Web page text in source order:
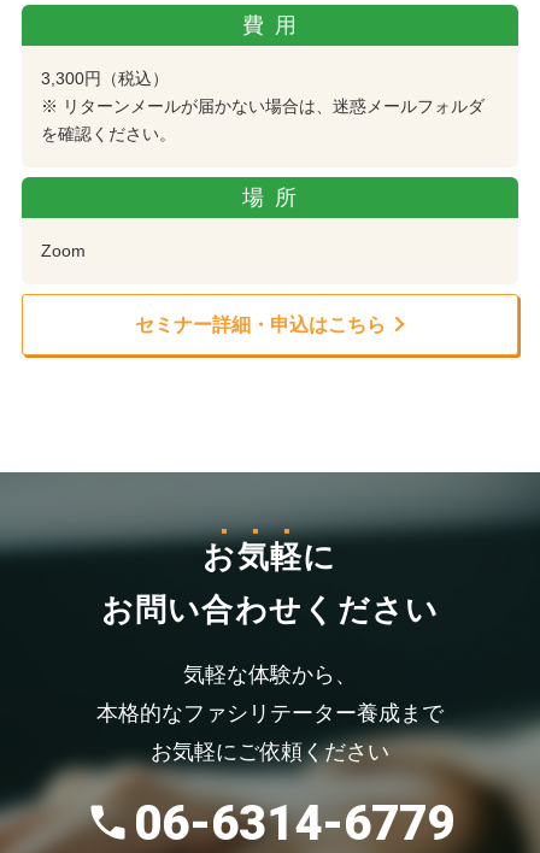
費用
3,300円（税込）
※ リターンメールが届かない場合は、迷惑メールフォルダ
を確認ください。
場所
Zoom
セミナー詳細・申込はこちら
お気軽に
お問い合わせください
気軽な体験から、
本格的なファシリテーター養成まで
お気軽にご依頼ください
06-6314-6779